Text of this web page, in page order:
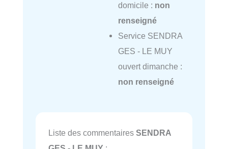
domicile : non
renseigné
Service SENDRA
GES - LE MUY
ouvert dimanche :
non renseigné
Liste des commentaires SENDRA